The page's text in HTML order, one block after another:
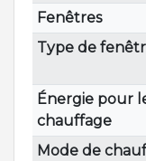
Fenêtres
Type de
Énergie pour
chauffage
Mode de